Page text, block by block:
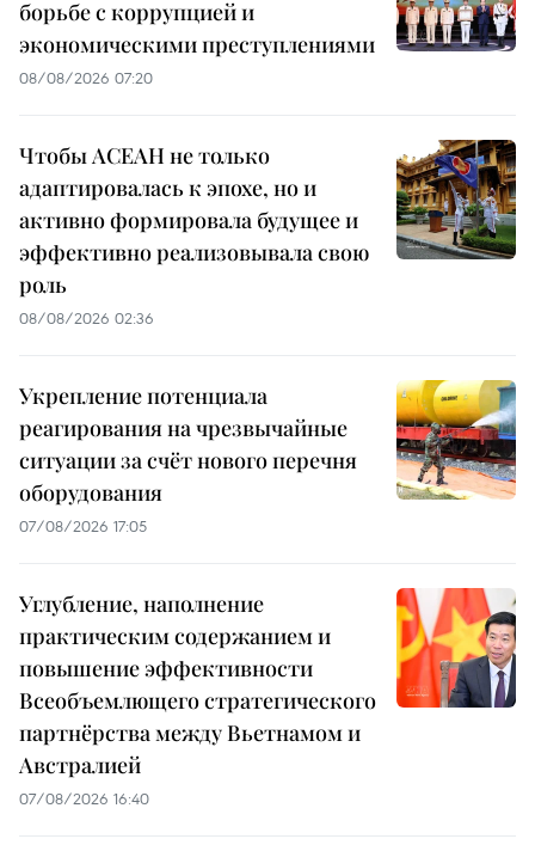
борьбе с коррупцией и
экономическими преступлениями
08/08/2026 07:20
Чтобы АСЕАН не только
адаптировалась к эпохе, но и
активно формировала будущее и
эффективно реализовывала свою
роль
08/08/2026 02:36
Укрепление потенциала
реагирования на чрезвычайные
ситуации за счёт нового перечня
оборудования
07/08/2026 17:05
Углубление, наполнение
практическим содержанием и
повышение эффективности
Всеобъемлющего стратегического
партнёрства между Вьетнамом и
Австралией
07/08/2026 16:40